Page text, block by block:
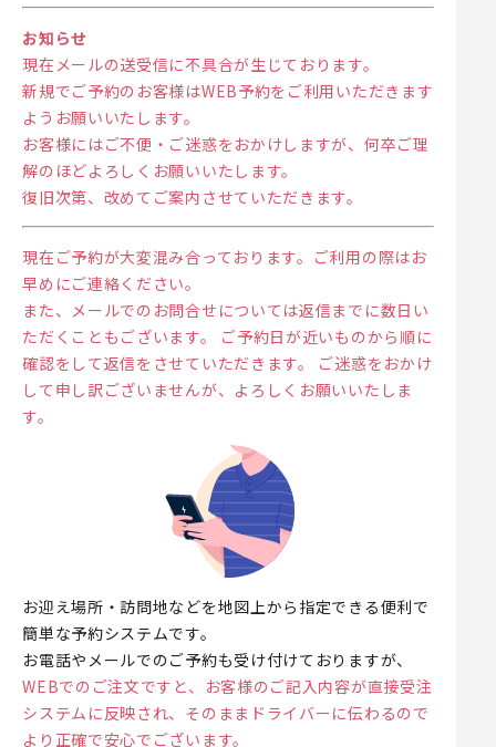
お知らせ
現在メールの送受信に不具合が生じております。
新規でご予約のお客様はWEB予約をご利用いただきます
ようお願いいたします。
お客様にはご不便・ご迷惑をおかけしますが、何卒ご理
解のほどよろしくお願いいたします。
復旧次第、改めてご案内させていただきます。
現在ご予約が大変混み合っております。ご利用の際はお
早めにご連絡ください。
また、メールでのお問合せについては返信までに数日い
ただくこともございます。 ご予約日が近いものから順に
確認をして返信をさせていただきます。 ご迷惑をおかけ
して申し訳ございませんが、よろしくお願いいたしま
す。
お迎え場所・訪問地などを地図上から指定できる便利で
簡単な予約システムです。
お電話やメールでのご予約も受け付けておりますが、
WEBでのご注文ですと、お客様のご記入内容が直接受注
システムに反映され、そのままドライバーに伝わるので
より正確で安心でございます。